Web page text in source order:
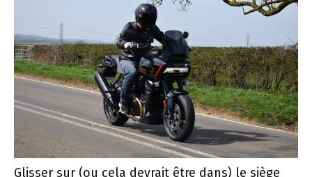
Glisser sur (ou cela devrait être dans) le siège